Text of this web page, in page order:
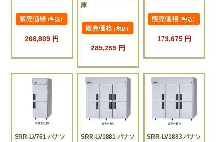
266,809 円
庫
285,289 円
173,675 円
SRR-LV761 パナソ
SRR-LV1881 パナソ
SRR-LV1883 パナソ